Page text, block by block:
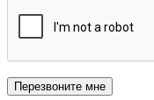
Перезвоните мне